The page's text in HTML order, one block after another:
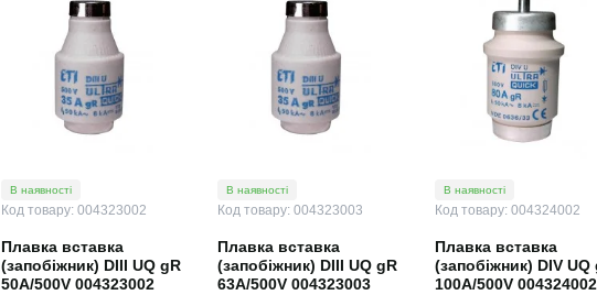
Кабель ВВГнг 3х2,5
75.89 грн.
Автоматичний вимикач ETIMAT
10 1p B16 002121716
185.76 грн.
В наявності
Код товару: 004323002
Плавка вставка
(запобіжник) DIII UQ gR
50A/500V 004323002
В наявності
Код товару: 004323003
Плавка вставка
(запобіжник) DIII UQ gR
63A/500V 004323003
В наявності
Код товару: 004324002
Плавка вставка
(запобіжник) DIV UQ
100A/500V 004324002